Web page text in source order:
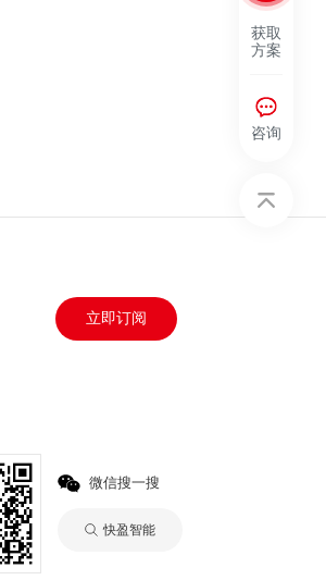
获取
方案
咨询
立即订阅
微信搜一搜
快盈智能